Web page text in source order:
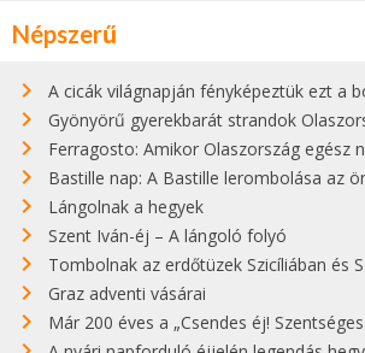
Népszerű
A cicák világnapján fényképeztük ezt a bokor alatt
Gyönyörű gyerekbarát strandok Olaszországban -
Ferragosto: Amikor Olaszország egész
Bastille nap: A Bastille lerombolása az
Lángolnak a hegyek
Szent Iván-éj – A lángoló folyó
Tombolnak az erdőtüzek Szicíliában és
Graz adventi vásárai
Már 200 éves a „Csendes éj!